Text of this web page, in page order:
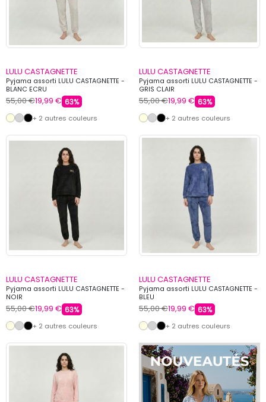
LULU CASTAGNETTE
Pyjama assorti LULU CASTAGNETTE -
BLANC ECRU
55,00 €19,99 € 63%
+ 2 autres couleurs
LULU CASTAGNETTE
Pyjama assorti LULU CASTAGNETTE -
GRIS CLAIR
55,00 €19,99 € 63%
+ 2 autres couleurs
LULU CASTAGNETTE
Pyjama assorti LULU CASTAGNETTE -
NOIR
55,00 €19,99 € 63%
+ 2 autres couleurs
LULU CASTAGNETTE
Pyjama assorti LULU CASTAGNETTE -
BLEU
55,00 €19,99 € 63%
+ 2 autres couleurs